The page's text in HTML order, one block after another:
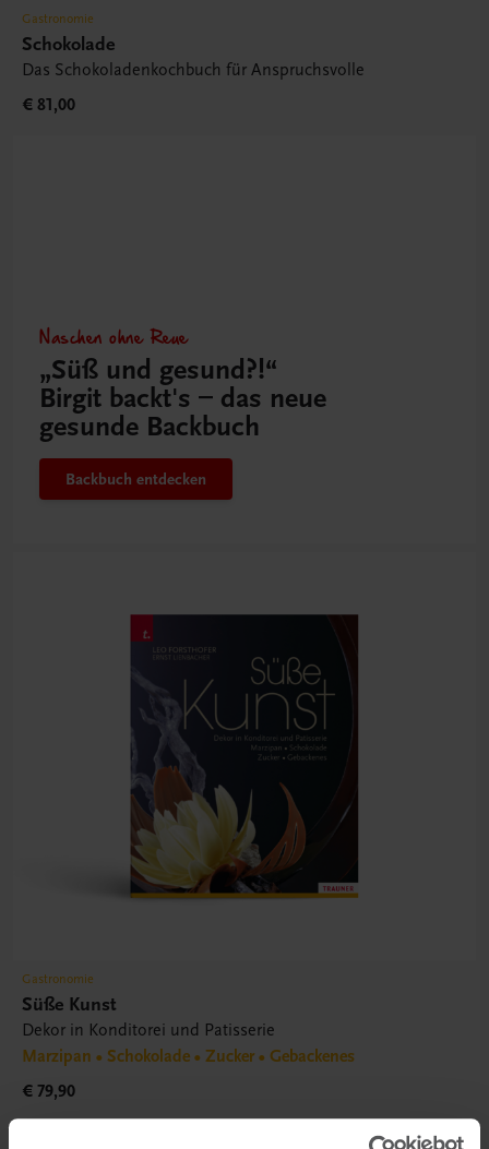
Gastronomie
Schokolade
Das Schokoladenkochbuch für Anspruchsvolle
€ 81,00
Naschen ohne Reue
„Süß und gesund?!“
Birgit backt's – das neue
gesunde Backbuch
Backbuch entdecken
Gastronomie
Süße Kunst
Dekor in Konditorei und Patisserie
Marzipan • Schokolade • Zucker • Gebackenes
€ 79,90